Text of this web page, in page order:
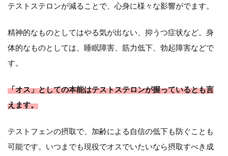
感
た
く
ま
し
い
テストステロンが減ることで、心身に様々な影響がでます。
精神的なものとしてはやる気が出ない、抑うつ症状など。身
体的なものとしては、睡眠障害、筋力低下、勃起障害などで
す。
「オス」としての本能はテストステロンが握っているとも言
えます。
テストフェンの摂取で、加齢による自信の低下も防ぐことも
可能です。いつまでも現役でオスでいたいなら摂取すべき成